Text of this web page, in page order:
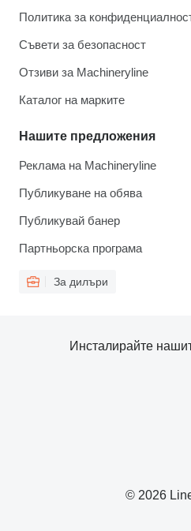
Политика за
Съвети за безопасност
Отзиви за Machineryline
Каталог на марките
Нашите предложения
Реклама на Machineryline
Публикуване на обява
Публикувай банер
Партньорска програма
За дилъри
© 2026
Инсталирайте